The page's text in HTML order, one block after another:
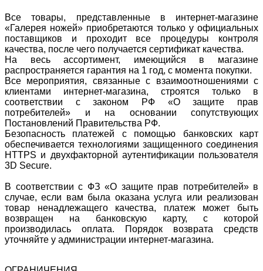
Все товары, представленные в интернет-магазине
«Галерея ножей» приобретаются только у официальных
поставщиков и проходит все процедуры контроля
качества, после чего получается сертификат качества.
На весь ассортимент, имеющийся в магазине
распространяется гарантия на 1 год, с момента покупки.
Все мероприятия, связанные с взаимоотношениями с
клиентами интернет-магазина, строятся только в
соответствии с законом РФ «О защите прав
потребителей» и на основании сопутствующих
Постановлений Правительства РФ.
Безопасность платежей с помощью банковских карт
обеспечивается технологиями защищенного соединения
HTTPS и двухфакторной аутентификации пользователя
3D Secure.
В соответствии с ФЗ «О защите прав потребителей» в
случае, если вам была оказана услуга или реализован
товар ненадлежащего качества, платеж может быть
возвращен на банковскую карту, с которой
производилась оплата. Порядок возврата средств
уточняйте у администрации интернет-магазина.